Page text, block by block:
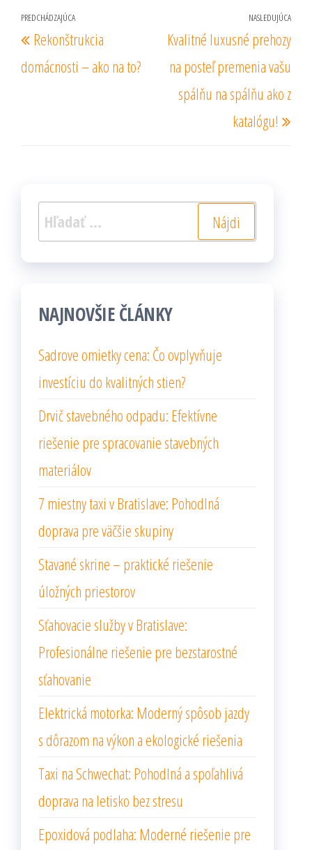
Navigácia
v
článku
Predchádzajúci
príspevok
PREDCHÁDZAJÚCA
Rekonštrukcia
domácnosti – ako na to?
NASLEDUJÚCA
Kvalitné luxusné prehozy
na posteľ premenia vašu
spálňu na spálňu ako z
katalógu!
Hľadať:
NAJNOVŠIE ČLÁNKY
Sadrove omietky cena: Čo ovplyvňuje
investíciu do kvalitných stien?
Drvič stavebného odpadu: Efektívne
riešenie pre spracovanie stavebných
materiálov
7 miestny taxi v Bratislave: Pohodlná
doprava pre väčšie skupiny
Stavané skrine – praktické riešenie
úložných priestorov
Sťahovacie služby v Bratislave:
Profesionálne riešenie pre bezstarostné
sťahovanie
Elektrická motorka: Moderný spôsob jazdy
s dôrazom na výkon a ekologické riešenia
Taxi na Schwechat: Pohodlná a spoľahlivá
doprava na letisko bez stresu
Epoxidová podlaha: Moderné riešenie pre